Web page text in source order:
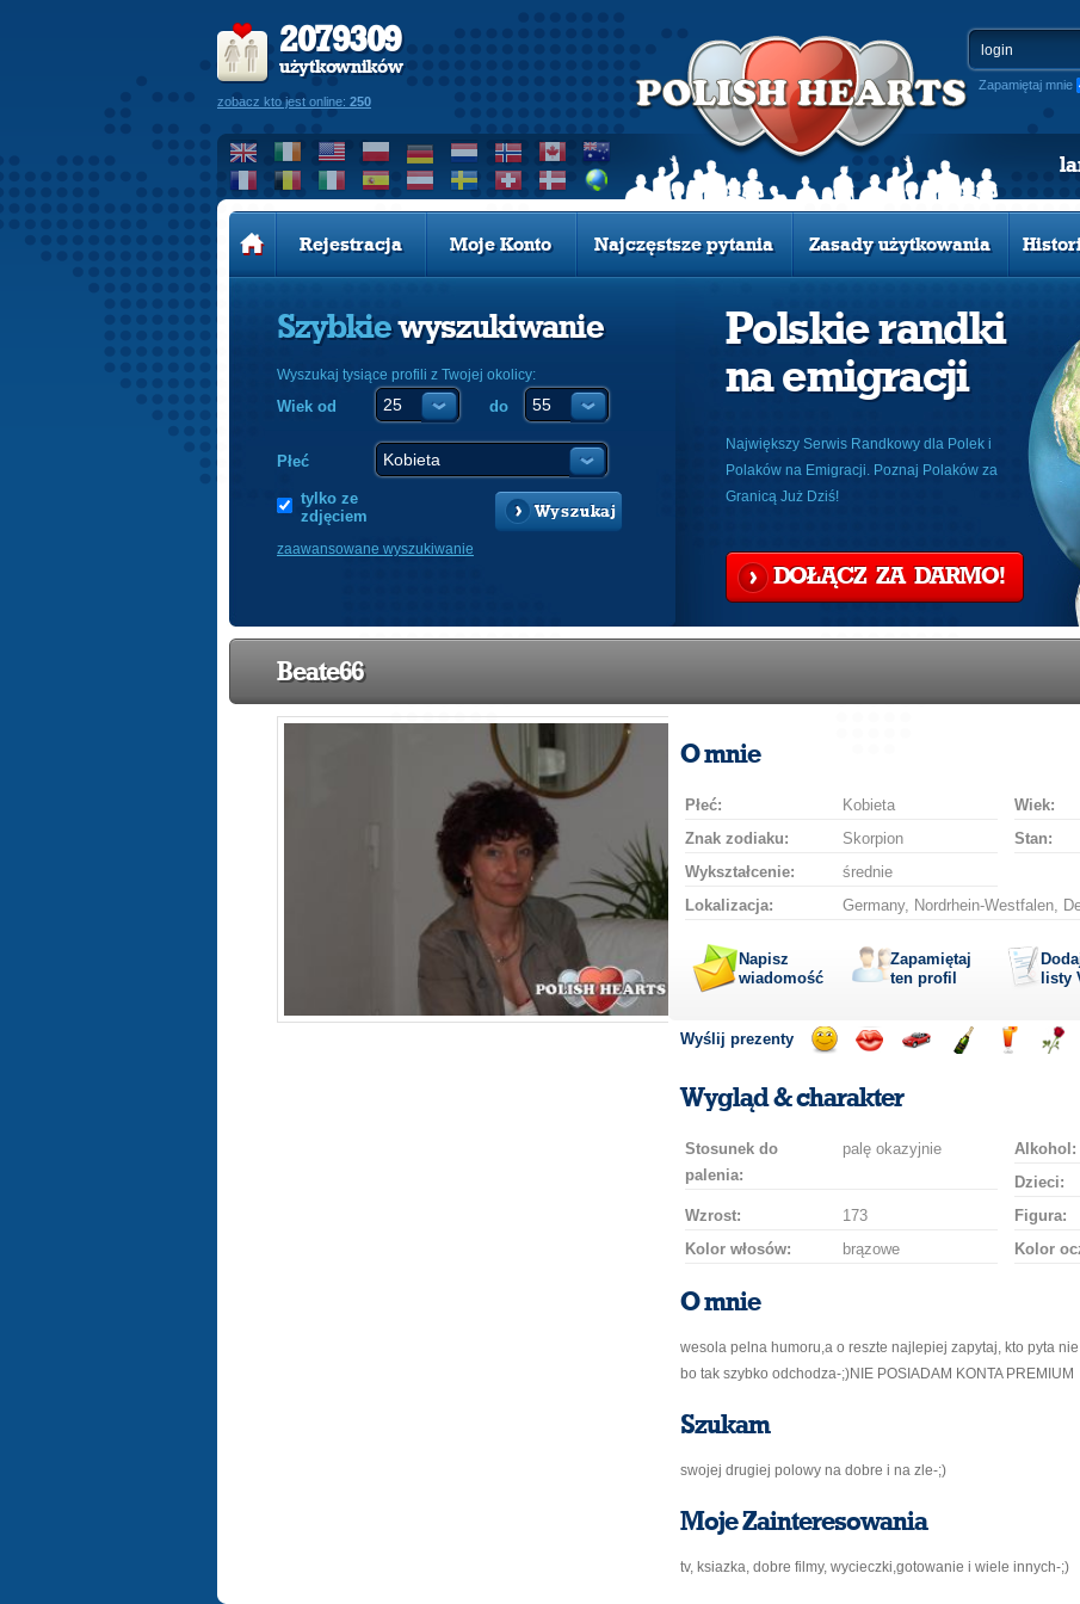
2079309
użytkowników
zobacz kto jest online: 250
Zapamiętaj mnie
Rejestracja Moje Konto Najczęstsze pytania Zasady użytkowania
Szybkiewyszukiwanie
Wyszukaj tysiące profili z Twojej okolicy:
Wiek od do
Płeć
tylko ze
zdjęciem
Wyszukaj
zaawansowane wyszukiwanie
Polskie randki
na emigracji
Największy Serwis Randkowy dla Polek i
Polaków na Emigracji. Poznaj Polaków za
Granicą Już Dziś!
DOŁĄCZ ZA DARMO!
Beate66
O mnie
Płeć: Kobieta Wiek:
Znak zodiaku:
Skorpion Stan:
Wykształcenie:
średnie
Lokalizacja:
Germany, Nordrhein-Westfalen,
Napisz
wiadomość
Zapamiętaj
ten profil
listy
Wyślij prezenty
uśmiechbuziaka
Wygląd & charakter
Stosunek do
palenia:
palę okazyjnie Alkohol:
Dzieci:
Wzrost:
173 Figura:
Kolor włosów:
brązowe Kolor
O mnie
wesola pelna humoru,a o reszte najlepiej zapytaj, kto pyta
bo tak szybko odchodza-;)NIE POSIADAM KONTA PREMIUM
Szukam
swojej drugiej polowy na dobre i na zle-;)
Moje Zainteresowania
tv, ksiazka, dobre filmy, wycieczki,gotowanie i wiele innych-;)